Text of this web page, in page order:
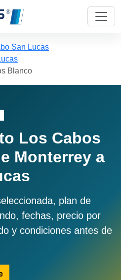
San Lucas
Blanco
Los Cabos
Monterrey a
plan de
fechas, precio por
y condiciones antes de